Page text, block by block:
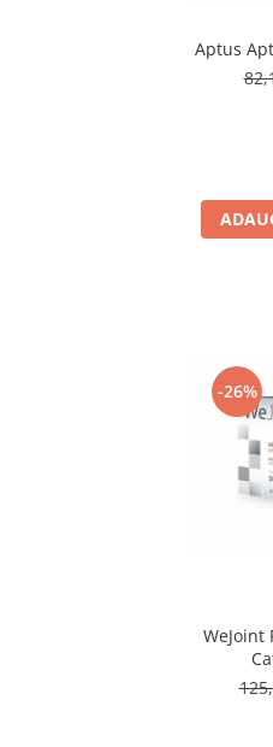
Aptus
-26%
WeJoint